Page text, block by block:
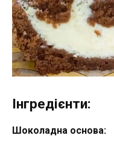
Інгредієнти:
Шоколадна основа: